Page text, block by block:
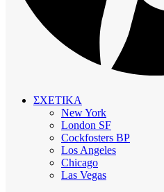
ΣΧΕΤΙΚΑ
New York
London SF
Cockfosters BP
Los Angeles
Chicago
Las Vegas